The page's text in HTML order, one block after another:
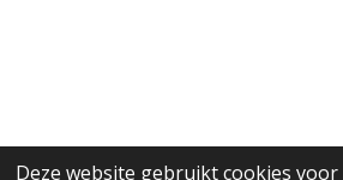
Deze website gebruikt cookies voor